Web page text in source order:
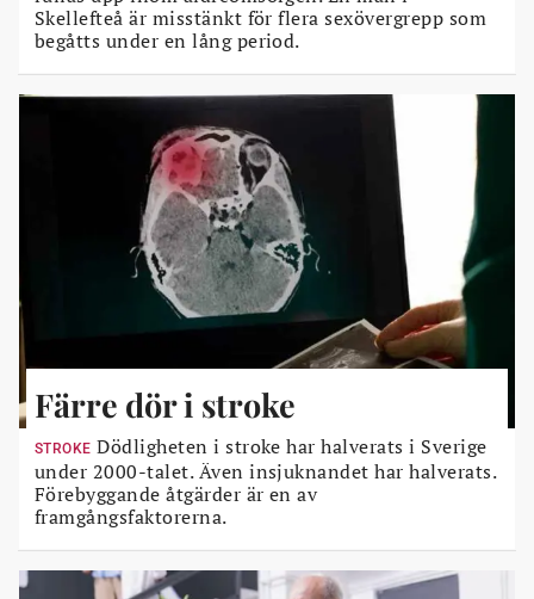
Skellefteå är misstänkt för flera sexövergrepp som
begåtts under en lång period.
Färre dör i stroke
STROKE Dödligheten i stroke har halverats i Sverige
under 2000-talet. Även insjuknandet har halverats.
Förebyggande åtgärder är en av
framgångsfaktorerna.